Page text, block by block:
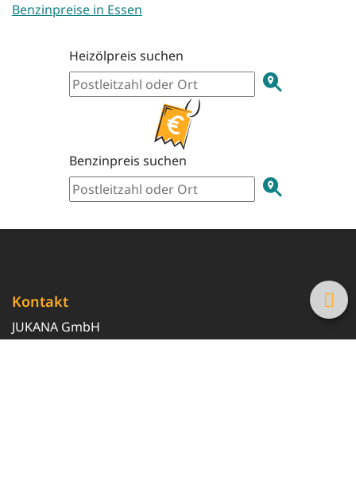
Benzinpreise in Essen
Heizölpreis suchen
Benzinpreis suchen
Kontakt
JUKANA GmbH